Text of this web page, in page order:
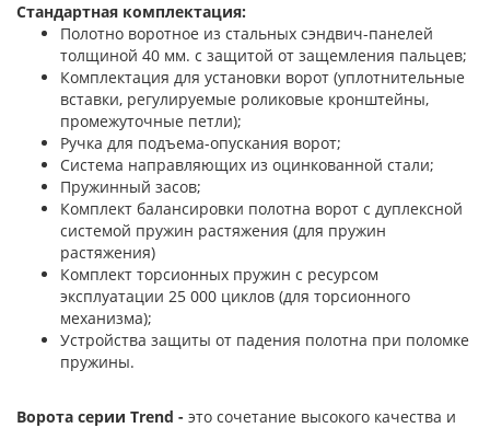
Стандартная комплектация:
Полотно воротное из стальных сэндвич-панелей
толщиной 40 мм. с защитой от защемления пальцев;
Комплектация для установки ворот (уплотнительные
вставки, регулируемые роликовые кронштейны,
промежуточные петли);
Ручка для подъема-опускания ворот;
Система направляющих из оцинкованной стали;
Пружинный засов;
Комплект балансировки полотна ворот с дуплексной
системой пружин растяжения (для пружин
растяжения)
Комплект торсионных пружин с ресурсом
эксплуатации 25 000 циклов (для торсионного
механизма);
Устройства защиты от падения полотна при поломке
пружины.
Ворота серии Trend - это сочетание высокого качества и